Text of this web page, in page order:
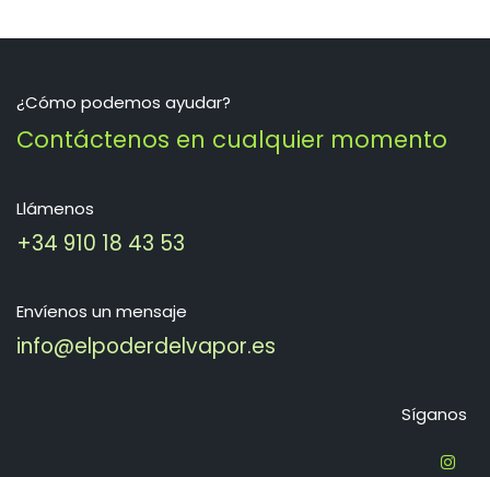
¿Cómo podemos ayudar?
Contáctenos en cualquier momento
Llámenos
+34 910 18 43 53
Envíenos un mensaje
info@elpoderdelvapor.es
Síganos